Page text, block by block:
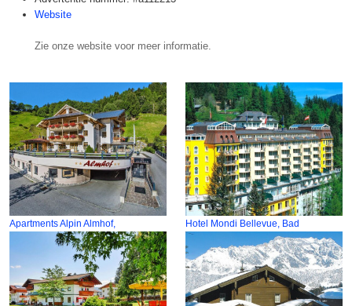
Website
Zie onze website voor meer informatie.
Apartments Alpin Almhof, Hotel Mondi Bellevue, Bad